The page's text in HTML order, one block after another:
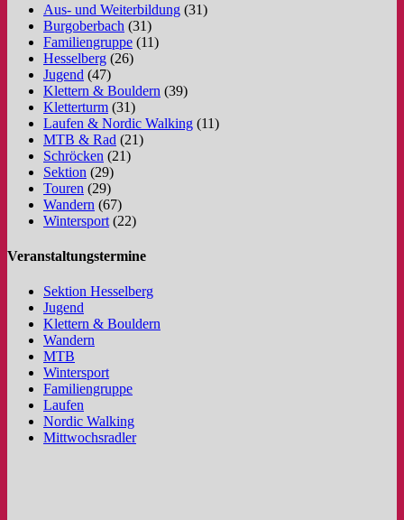
Aus- und Weiterbildung (31)
Burgoberbach (31)
Familiengruppe (11)
Hesselberg (26)
Jugend (47)
Klettern & Bouldern (39)
Kletterturm (31)
Laufen & Nordic Walking (11)
MTB & Rad (21)
Schröcken (21)
Sektion (29)
Touren (29)
Wandern (67)
Wintersport (22)
Veranstaltungstermine
Sektion Hesselberg
Jugend
Klettern & Bouldern
Wandern
MTB
Wintersport
Familiengruppe
Laufen
Nordic Walking
Mittwochsradler